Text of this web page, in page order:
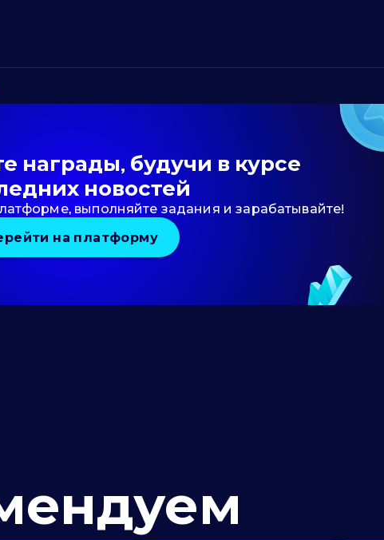
награды, будучи в курсе
новостей
выполняйте задания и зарабатывайте!
на платформу